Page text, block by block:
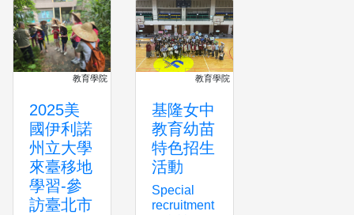
教育學院
2025美
國伊利諾
州立大學
來臺移地
學習-參
訪臺北市
教育學院
基隆女中
教育幼苗
特色招生
活動
Special
recruitment